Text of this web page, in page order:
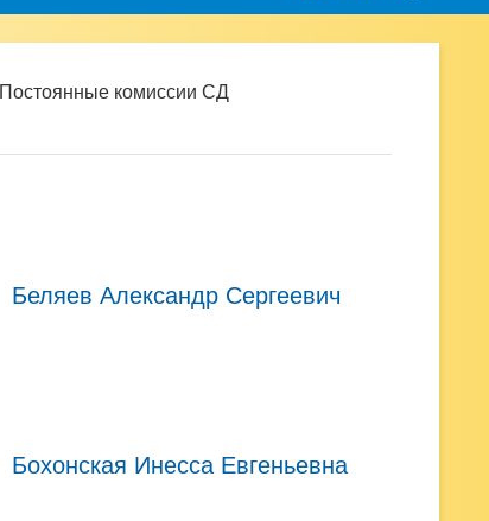
Постоянные комиссии СД
Беляев Александр Сергеевич
Бохонская Инесса Евгеньевна